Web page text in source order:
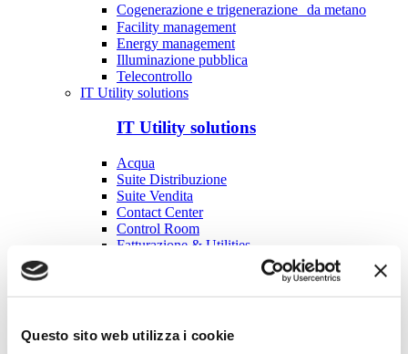
Questo sito web utilizza i cookie
Cogenerazione e trigenerazione da metano
Facility management
Energy management
Illuminazione pubblica
Telecontrollo
IT Utility solutions
IT Utility solutions
Acqua
Suite Distribuzione
Suite Vendita
Contact Center
Control Room
Fatturazione & Utilities
Costruzione e manutenzione reti
Costruzione e manutenzione reti
Acqua